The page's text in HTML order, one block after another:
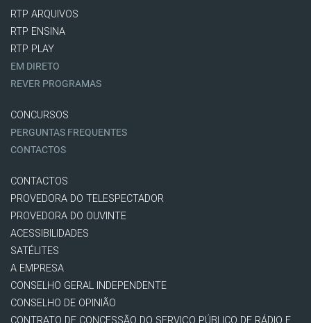
RTP ARQUIVOS
RTP ENSINA
RTP PLAY
EM DIRETO
REVER PROGRAMAS
CONCURSOS
PERGUNTAS FREQUENTES
CONTACTOS
CONTACTOS
PROVEDORA DO TELESPECTADOR
PROVEDORA DO OUVINTE
ACESSIBILIDADES
SATÉLITES
A EMPRESA
CONSELHO GERAL INDEPENDENTE
CONSELHO DE OPINIÃO